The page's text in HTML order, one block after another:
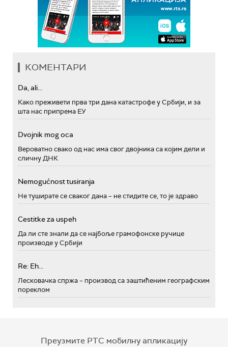
КОМЕНТАРИ
Da, ali...
Како преживети прва три дана катастрофе у Србији, и за
шта нас припрема ЕУ
Dvojnik mog oca
Вероватно свако од нас има свог двојника са којим дели и
сличну ДНК
Nemogućnost tusiranja
Не туширате се сваког дана – не стидите се, то је здраво
Cestitke za uspeh
Да ли сте знали да се најбоље грамофонске ручице
производе у Србији
Re: Eh...
Лесковачка спржа – производ са заштићеним географским
пореклом
Преузмите РТС мобилну апликацију